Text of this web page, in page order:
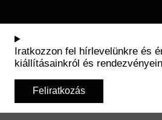
Iratkozzon fel hírlevelünkre és
kiállításainkról és
Feliratkozás